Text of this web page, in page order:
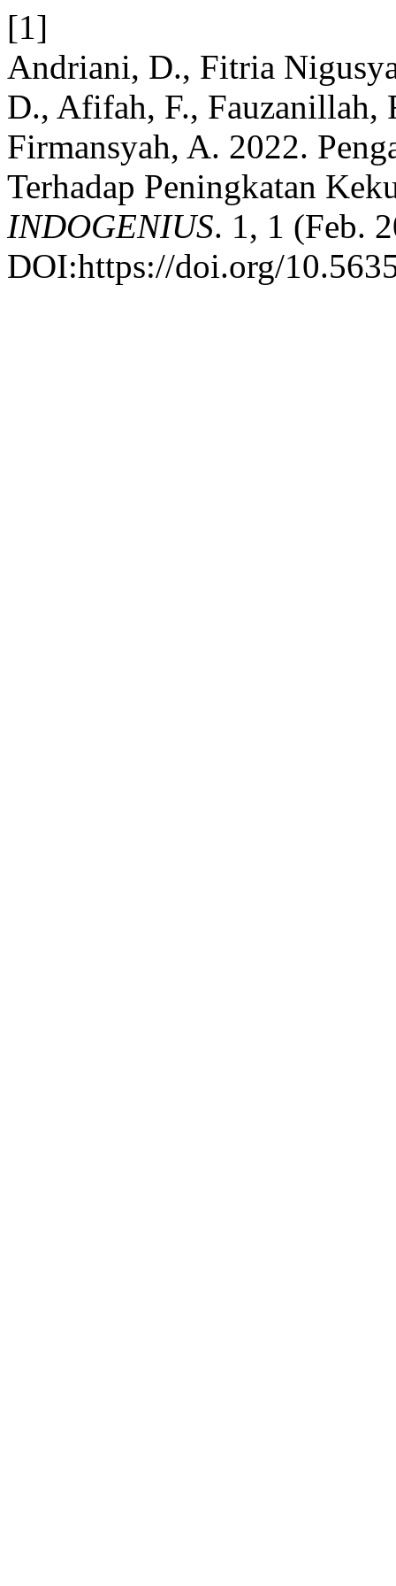
[1]
Andriani, D., Fitria
D., Afifah, F., Fauzanillah,
Firmansyah, A. 2022.
Terhadap Peningkatan
INDOGENIUS. 1, 1 (Feb.
DOI:https://doi.org/